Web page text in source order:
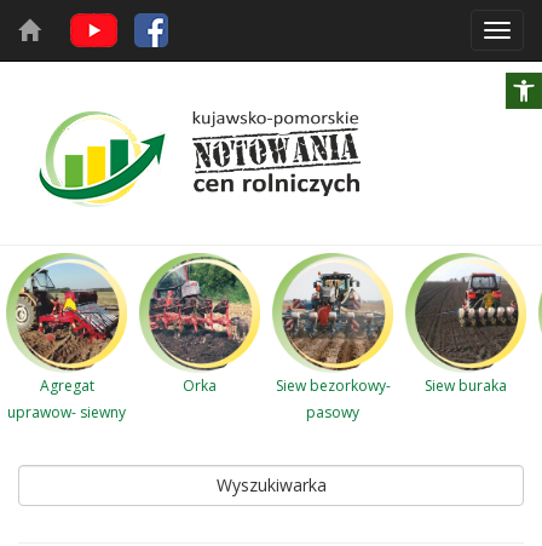
Agregat
uprawow- siewny
Orka
Siew bezorkowy-
pasowy
Siew buraka
Wyszukiwarka